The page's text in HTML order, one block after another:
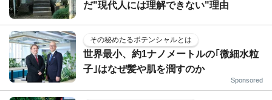
だ"現代人には理解できない"理由
その秘めたるポテンシャルとは
世界最小、約1ナノメートルの｢微細水粒
子｣はなぜ髪や肌を潤すのか
Sponsored